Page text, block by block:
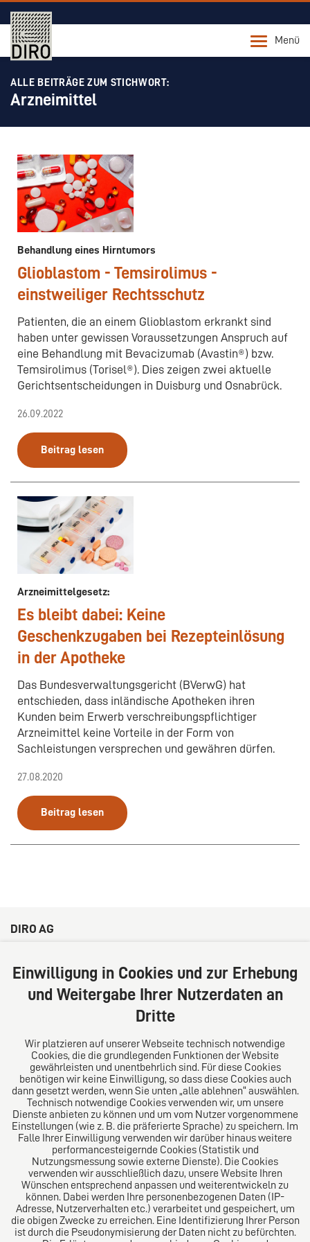
Menü
ALLE BEITRÄGE ZUM STICHWORT:
Arzneimittel
Behandlung eines Hirntumors
Glioblastom - Temsirolimus -
einstweiliger Rechtsschutz
Patienten, die an einem Glioblastom erkrankt sind
haben unter gewissen Voraussetzungen Anspruch auf
eine Behandlung mit Bevacizumab (Avastin®) bzw.
Temsirolimus (Torisel®). Dies zeigen zwei aktuelle
Gerichtsentscheidungen in Duisburg und Osnabrück.
26.09.2022
Beitrag lesen
Arzneimittelgesetz:
Es bleibt dabei: Keine
Geschenkzugaben bei Rezepteinlösung
in der Apotheke
Das Bundesverwaltungsgericht (BVerwG) hat
entschieden, dass inländische Apotheken ihren
Kunden beim Erwerb verschreibungspflichtiger
Arzneimittel keine Vorteile in der Form von
Sachleistungen versprechen und gewähren dürfen.
27.08.2020
Beitrag lesen
DIRO AG
20354 Hamburg
Deutschland
Tel: +49 (0) 40 41352231
Über uns
Das Kanzlei-Vertrauensnetzwerk. Aus Europa für die
Welt. Für den erfolgreichen Mittelstand.
Folgen Sie uns auf
Das europäische Kanzlei-Netzwerk
Einwilligung in Cookies und zur Erhebung
und Weitergabe Ihrer Nutzerdaten an
Dritte
Wir platzieren auf unserer Webseite technisch notwendige
Cookies, die die grundlegenden Funktionen der Website
gewährleisten und unentbehrlich sind. Für diese Cookies
benötigen wir keine Einwilligung, so dass diese Cookies auch
dann gesetzt werden, wenn Sie unten „alle ablehnen“ auswählen.
Technisch notwendige Cookies verwenden wir, um unsere
Dienste anbieten zu können und um vom Nutzer vorgenommene
Einstellungen (wie z. B. die präferierte Sprache) zu speichern. Im
Falle Ihrer Einwilligung verwenden wir darüber hinaus weitere
performancesteigernde Cookies (Statistik und
Nutzungsmessung sowie externe Dienste). Die Cookies
verwenden wir ausschließlich dazu, unsere Website Ihren
Wünschen entsprechend anpassen und weiterentwickeln zu
können. Dabei werden Ihre personenbezogenen Daten (IP-
Adresse, Nutzerverhalten etc.) verarbeitet und gespeichert, um
die obigen Zwecke zu erreichen. Eine Identifizierung Ihrer Person
ist durch die Pseudonymisierung der Daten nicht zu befürchten.